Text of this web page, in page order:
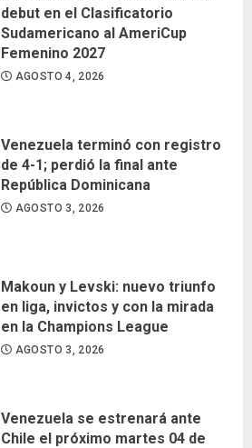
debut en el Clasificatorio
Sudamericano al AmeriCup
Femenino 2027
AGOSTO 4, 2026
Venezuela terminó con registro
de 4-1; perdió la final ante
República Dominicana
AGOSTO 3, 2026
Makoun y Levski: nuevo triunfo
en liga, invictos y con la mirada
en la Champions League
AGOSTO 3, 2026
Venezuela se estrenará ante
Chile el próximo martes 04 de